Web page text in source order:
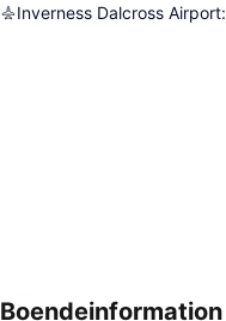
Inverness Dalcross Airport:
Boendeinformation